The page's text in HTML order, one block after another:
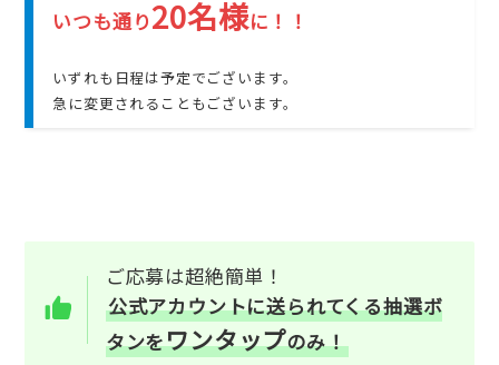
いつも通り20名様に！ ！
いずれも日程は予定でございます。
急に変更されることもございます。
ご応募は超絶簡単！
公式アカウントに送られてくる抽選ボ
タンをワンタップのみ！